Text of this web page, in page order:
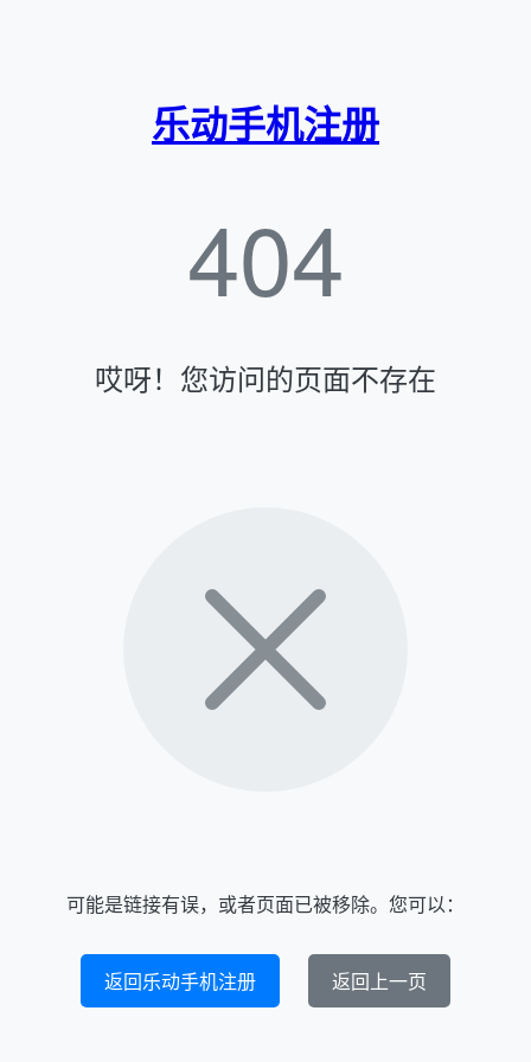
乐动手机注册
404
哎呀！您访问的页面不存在
可能是链接有误，或者页面已被移除。您可以：
返回乐动手机注册 返回上一页